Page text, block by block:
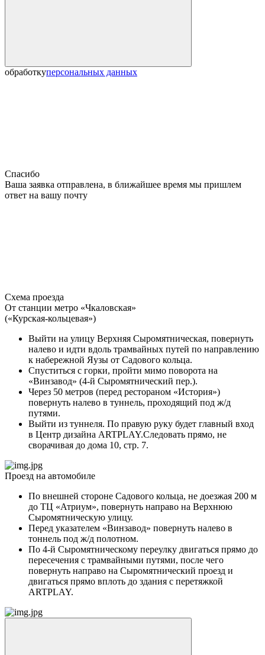
обработкуперсональных данных
Спасибо
Ваша заявка отправлена, в ближайшее время мы пришлем
ответ на вашу почту
Схема проезда
От станции метро «Чкаловская»
(«Курская-кольцевая»)
Выйти на улицу Верхняя Сыромятническая, повернуть
налево и идти вдоль трамвайных путей по направлению
к набережной Яузы от Садового кольца.
Спуститься с горки, пройти мимо поворота на
«Винзавод» (4-й Сыромятнический пер.).
Через 50 метров (перед рестораном «История»)
повернуть налево в туннель, проходящий под ж/д
путями.
Выйти из туннеля. По правую руку будет главный вход
в Центр дизайна ARTPLAY.Следовать прямо, не
сворачивая до дома 10, стр. 7.
Проезд на автомобиле
По внешней стороне Садового кольца, не доезжая 200 м
до ТЦ «Атриум», повернуть направо на Верхнюю
Сыромятническую улицу.
Перед указателем «Винзавод» повернуть налево в
тоннель под ж/д полотном.
По 4-й Сыромятническому переулку двигаться прямо до
пересечения с трамвайными путями, после чего
повернуть направо на Сыромятнический проезд и
двигаться прямо вплоть до здания с перетяжкой
ARTPLAY.